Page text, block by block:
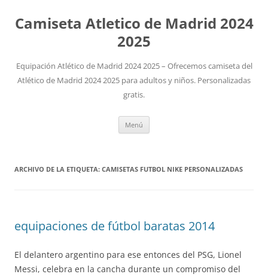
Camiseta Atletico de Madrid 2024
2025
Equipación Atlético de Madrid 2024 2025 – Ofrecemos camiseta del
Atlético de Madrid 2024 2025 para adultos y niños. Personalizadas
gratis.
Menú
ARCHIVO DE LA ETIQUETA: CAMISETAS FUTBOL NIKE PERSONALIZADAS
equipaciones de fútbol baratas 2014
El delantero argentino para ese entonces del PSG, Lionel
Messi, celebra en la cancha durante un compromiso del